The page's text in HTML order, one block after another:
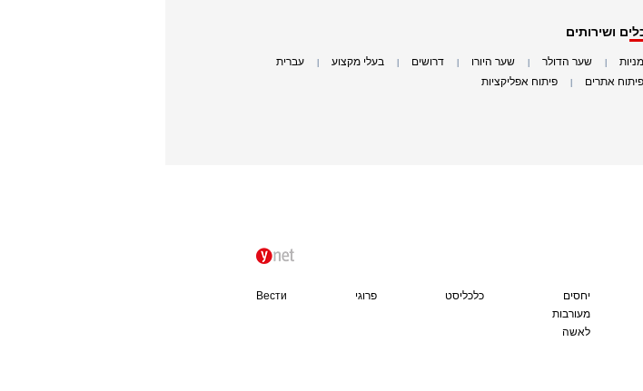
ושירותים
מניות שער הדולר שער היורו דרושים בעלי מקצוע עברית
פיתוח אתרים פיתוח אפליקציות
יחסים
מעורבות
לאשה
כלכליסט פרוגי Вести